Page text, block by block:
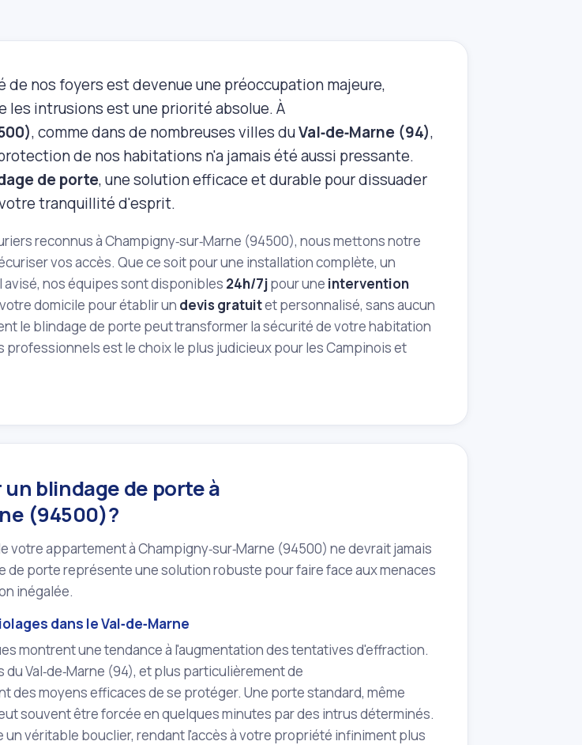
de nos foyers est devenue une préoccupation majeure,
intrusions est une priorité absolue. À
, comme dans de nombreuses villes duVal‑de‑Marne (94),
de nos habitations n'a jamais été aussi pressante.
de porte, une solution efficace et durable pour dissuader
tranquillité d'esprit.
reconnus à Champigny‑sur‑Marne (94500), nous mettons notre
vos accès. Que ce soit pour une installation complète, un
nos équipes sont disponibles 24h/7jpour une intervention
domicile pour établir un devis gratuitet personnalisé, sans aucun
le blindage de porte peut transformer la sécurité de votre habitation
professionnels est le choix le plus judicieux pour les Campinois et
blindage de porte à
(94500)?
votre appartement à Champigny‑sur‑Marne (94500) ne devrait jamais
de porte représente une solution robuste pour faire face aux menaces
inégalée.
dans le Val‑de‑Marne
montrent une tendance à l'augmentation des tentatives d'effraction.
Val‑de‑Marne (94), et plus particulièrement de
des moyens efficaces de se protéger. Une porte standard, même
souvent être forcée en quelques minutes par des intrus déterminés.
un véritable bouclier, rendant l'accès à votre propriété infiniment plus